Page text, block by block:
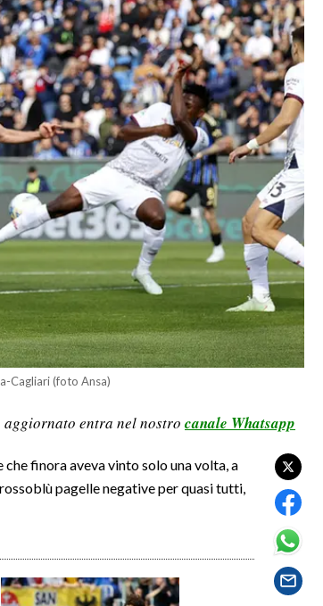
Cagliari (foto Ansa)
aggiornato entra nel nostro canale Whatsapp
finora aveva vinto solo una volta, a
pagelle negative per quasi tutti,